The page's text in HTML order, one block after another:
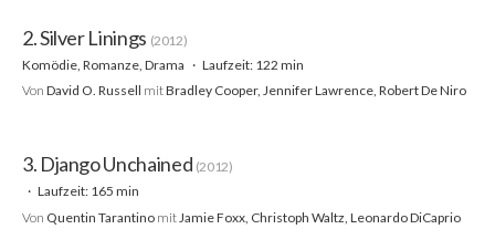
2. Silver Linings (2012)
Komödie, Romanze, Drama
Laufzeit: 122 min
Von David O. Russell mitBradley Cooper, Jennifer Lawrence, Robert De Niro
3. Django Unchained (2012)
Laufzeit: 165 min
Von Quentin Tarantino mit Jamie Foxx, Christoph Waltz, Leonardo DiCaprio